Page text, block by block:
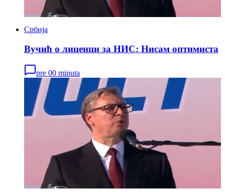
Србија
Вучић о лиценци за НИС: Нисам оптимиста
pre 00 minuta